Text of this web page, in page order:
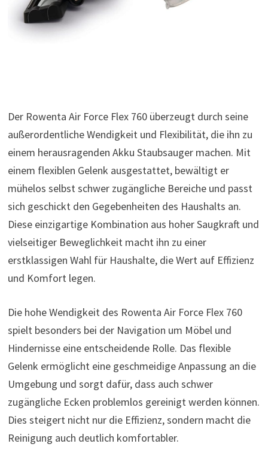
Der Rowenta Air Force Flex 760 überzeugt durch seine
außerordentliche Wendigkeit und Flexibilität, die ihn zu
einem herausragenden Akku Staubsauger machen. Mit
einem flexiblen Gelenk ausgestattet, bewältigt er
mühelos selbst schwer zugängliche Bereiche und passt
sich geschickt den Gegebenheiten des Haushalts an.
Diese einzigartige Kombination aus hoher Saugkraft und
vielseitiger Beweglichkeit macht ihn zu einer
erstklassigen Wahl für Haushalte, die Wert auf Effizienz
und Komfort legen.
Die hohe Wendigkeit des Rowenta Air Force Flex 760
spielt besonders bei der Navigation um Möbel und
Hindernisse eine entscheidende Rolle. Das flexible
Gelenk ermöglicht eine geschmeidige Anpassung an die
Umgebung und sorgt dafür, dass auch schwer
zugängliche Ecken problemlos gereinigt werden können.
Dies steigert nicht nur die Effizienz, sondern macht die
Reinigung auch deutlich komfortabler.